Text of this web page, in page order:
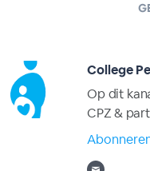
College
Op dit
CPZ &